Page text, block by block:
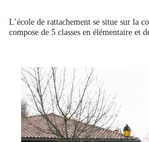
L’école de rattachement se situe sur la
compose de 5 classes en élémentaire et